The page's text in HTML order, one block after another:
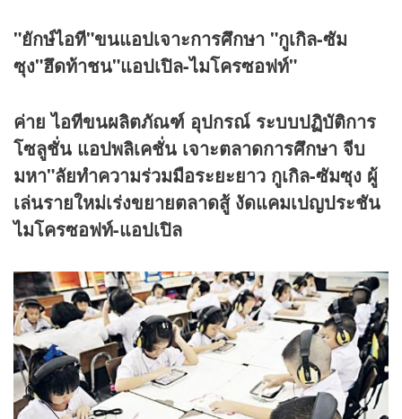
"ยักษ์ไอที"ขนแอปเจาะการศึกษา "กูเกิล-ซัม
ซุง"ฮึดท้าชน"แอปเปิล-ไมโครซอฟท์"
ค่าย ไอทีขนผลิตภัณฑ์ อุปกรณ์ ระบบปฏิบัติการ
โซลูชั่น แอปพลิเคชั่น เจาะตลาดการศึกษา จีบ
มหา"ลัยทำความร่วมมือระยะยาว กูเกิล-ซัมซุง ผู้
เล่นรายใหม่เร่งขยายตลาดสู้ งัดแคมเปญประชัน
ไมโครซอฟท์-แอปเปิล